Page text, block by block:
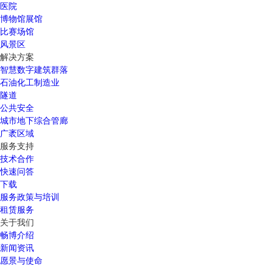
医院
博物馆展馆
比赛场馆
风景区
解决方案
智慧数字建筑群落
石油化工制造业
隧道
公共安全
城市地下综合管廊
广袤区域
服务支持
技术合作
快速问答
下载
服务政策与培训
租赁服务
关于我们
畅博介绍
新闻资讯
愿景与使命